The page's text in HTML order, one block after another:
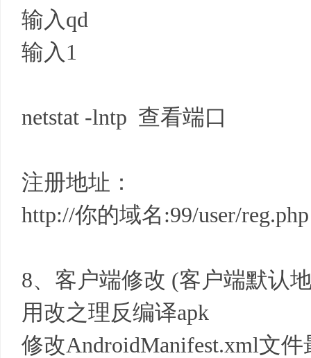
输入qd
输入1
netstat -lntp 查看端口
注册地址：
http://你的域名:99/user/reg.php
8、客户端修改 (客户端默认
用改之理反编译apk
修改AndroidManifest.xml文